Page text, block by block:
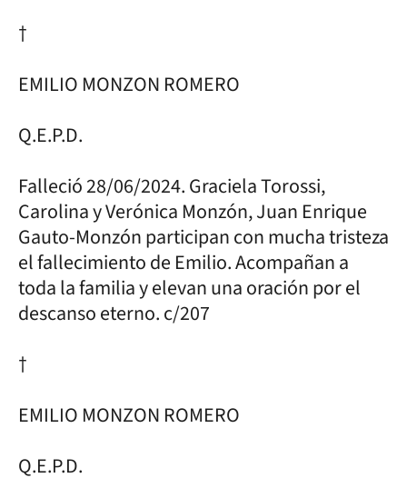
†
EMILIO MONZON ROMERO
Q.E.P.D.
Falleció 28/06/2024. Graciela Torossi,
Carolina y Verónica Monzón, Juan Enrique
Gauto-Monzón participan con mucha tristeza
el fallecimiento de Emilio. Acompañan a
toda la familia y elevan una oración por el
descanso eterno. c/207
†
EMILIO MONZON ROMERO
Q.E.P.D.